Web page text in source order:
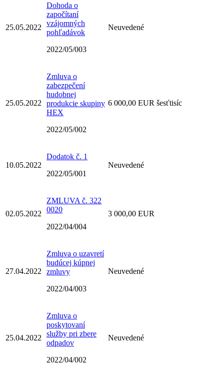
25.05.2022
Dohoda o
započítaní
vzájomných
pohľadávok
2022/05/003
Neuvedené
25.05.2022
Zmluva o
zabezpečení
hudobnej
produkcie skupiny
HEX
2022/05/002
6 000,00 EUR šesťtisíc
10.05.2022
Dodatok č. 1
2022/05/001
Neuvedené
02.05.2022
ZMLUVA č. 322
0020
2022/04/004
3 000,00 EUR
27.04.2022
Zmluva o uzavretí
budúcej kúpnej
zmluvy
2022/04/003
Neuvedené
25.04.2022
Zmluva o
poskytovaní
služby pri zbere
odpadov
2022/04/002
Neuvedené